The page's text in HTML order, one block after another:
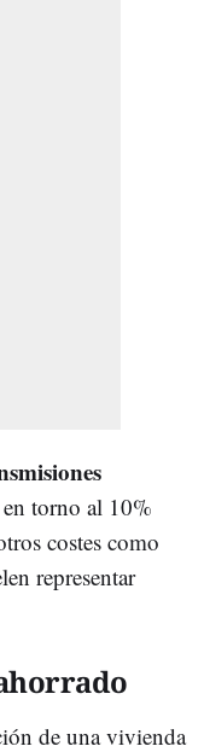
torno al 10%
costes como
representar
de una vivienda